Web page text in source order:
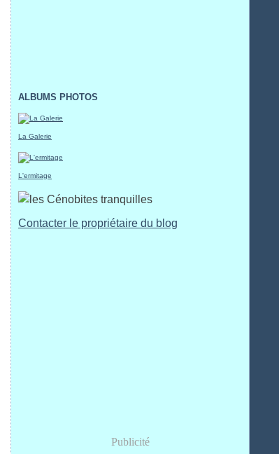
ALBUMS PHOTOS
La Galerie
L'ermitage
Contacter le propriétaire du blog
Publicité